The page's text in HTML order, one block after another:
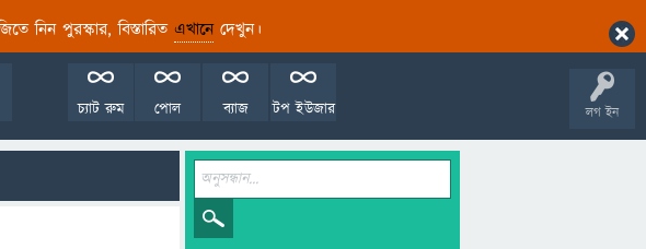
নিন পুরস্কার, বিস্তারিত এখানেদেখুন।
লগ ইন
টপ ইউজার
ব্যাজ
পোল
চ্যাট রুম